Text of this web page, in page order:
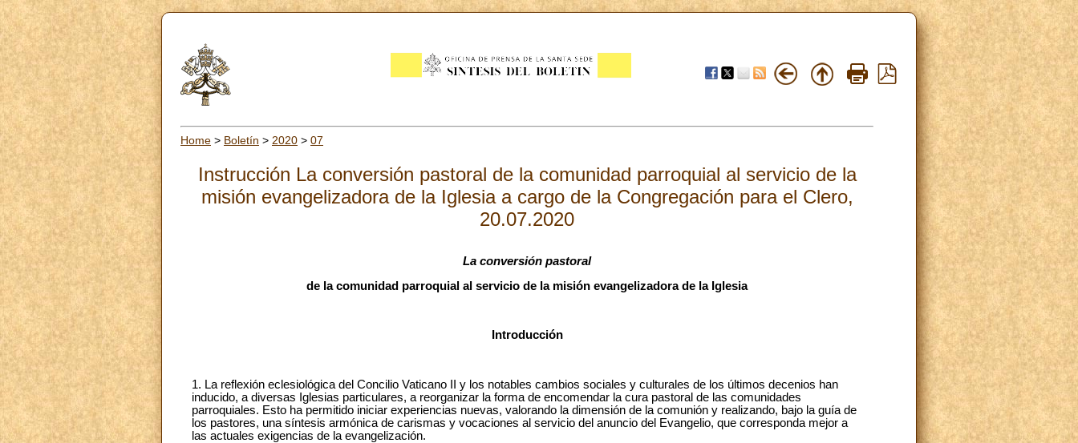
Home > Boletín > 2020 > 07
Instrucción La conversión pastoral de la comunidad parroquial al servicio de la
misión evangelizadora de la Iglesia a cargo de la Congregación para el Clero,
20.07.2020
La conversión pastoral
de la comunidad parroquial al servicio de la misión evangelizadora de la Iglesia
Introducción
1. La reflexión eclesiológica del Concilio Vaticano II y los notables cambios sociales y culturales de los últimos decenios han
inducido, a diversas Iglesias particulares, a reorganizar la forma de encomendar la cura pastoral de las comunidades
parroquiales. Esto ha permitido iniciar experiencias nuevas, valorando la dimensión de la comunión y realizando, bajo la guía de
los pastores, una síntesis armónica de carismas y vocaciones al servicio del anuncio del Evangelio, que corresponda mejor a
las actuales exigencias de la evangelización.